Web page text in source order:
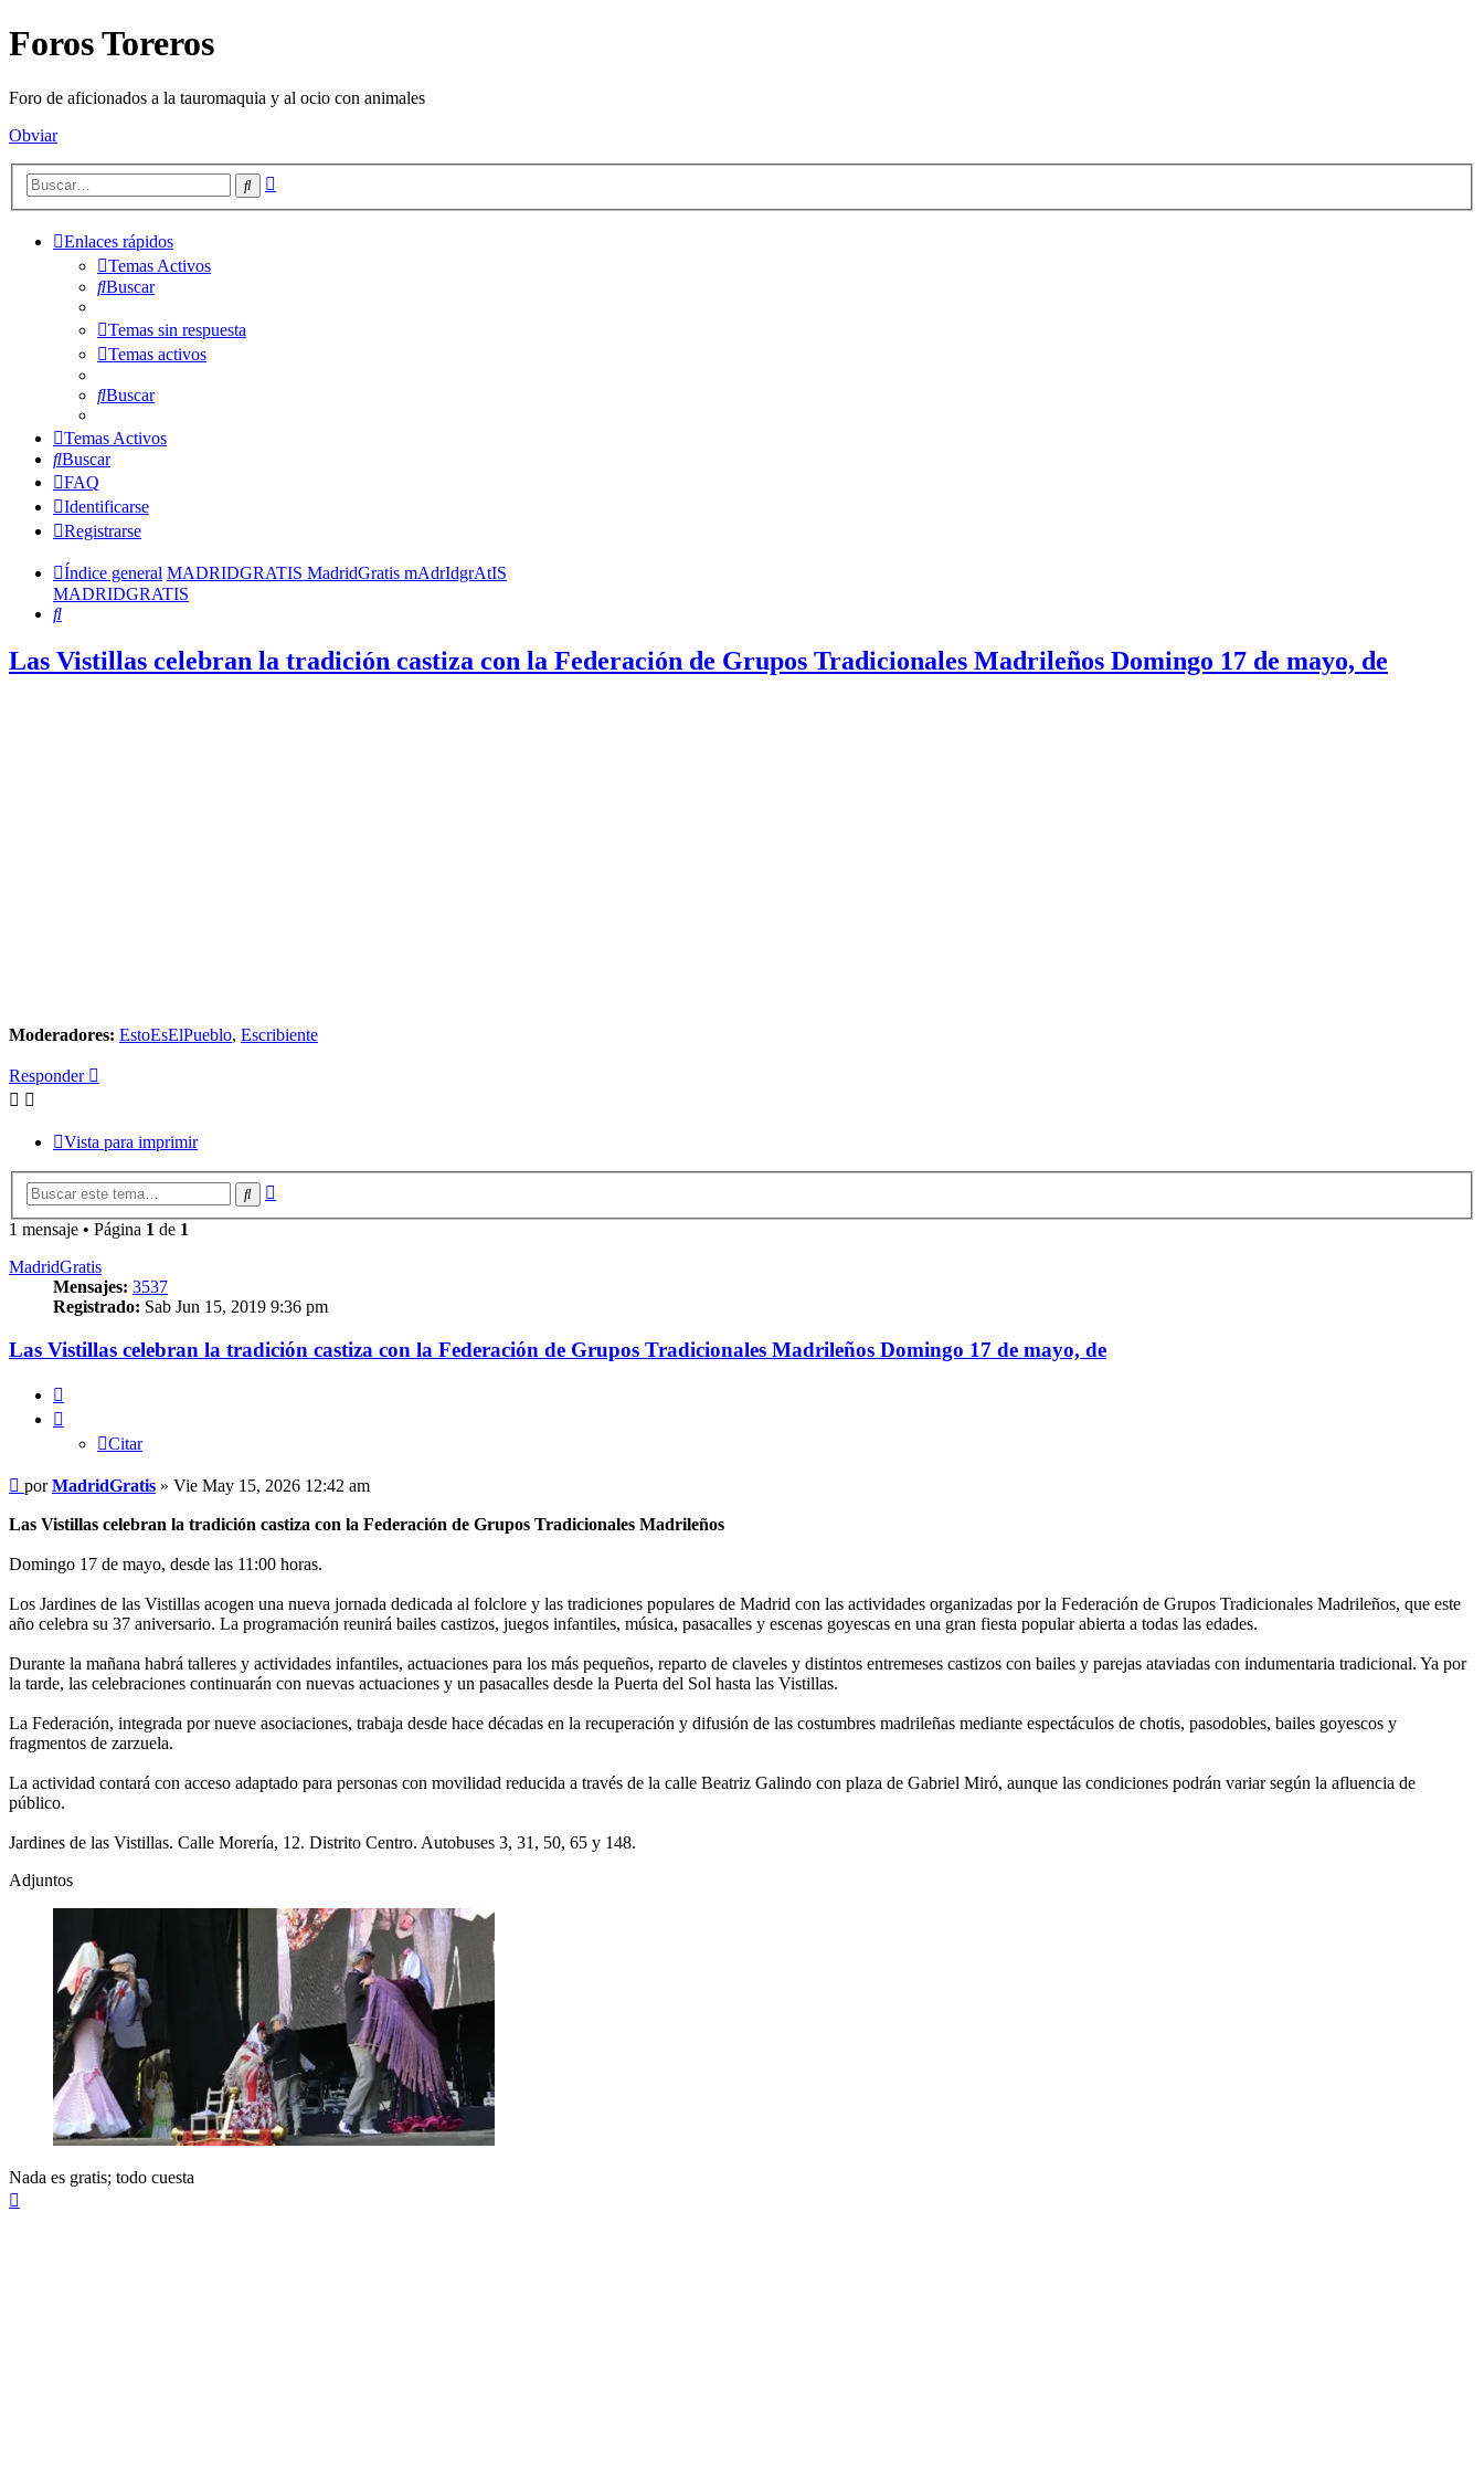
Foros Toreros
Foro de aficionados a la tauromaquia y al ocio con animales
Obviar
Buscar
Enlaces rápidos
Temas Activos
Buscar
Temas sin respuesta
Temas activos
Buscar
Temas Activos
Buscar
FAQ
Identificarse
Registrarse
Índice general MADRIDGRATIS MadridGratis mAdrIdgrAtIS
MADRIDGRATIS
Buscar
Las Vistillas celebran la tradición castiza con la Federación de Grupos Tradicionales Madrileños Domingo 17 de mayo, de
Moderadores: EstoEsElPueblo, Escribiente
Responder
Vista para imprimir
Buscar
1 mensaje • Página 1 de 1
MadridGratis
Mensajes: 3537
Registrado: Sab Jun 15, 2019 9:36 pm
Las Vistillas celebran la tradición castiza con la Federación de Grupos Tradicionales Madrileños Domingo 17 de mayo, de
Citar
Mensaje
porMadridGratis » Vie May 15, 2026 12:42 am
Las Vistillas celebran la tradición castiza con la Federación de Grupos Tradicionales Madrileños
Domingo 17 de mayo, desde las 11:00 horas.
Los Jardines de las Vistillas acogen una nueva jornada dedicada al folclore y las tradiciones populares de Madrid con las actividades organizadas por la Federación de Grupos Tradicionales Madrileños, que este
año celebra su 37 aniversario. La programación reunirá bailes castizos, juegos infantiles, música, pasacalles y escenas goyescas en una gran fiesta popular abierta a todas las edades.
Durante la mañana habrá talleres y actividades infantiles, actuaciones para los más pequeños, reparto de claveles y distintos entremeses castizos con bailes y parejas ataviadas con indumentaria tradicional. Ya por
la tarde, las celebraciones continuarán con nuevas actuaciones y un pasacalles desde la Puerta del Sol hasta las Vistillas.
La Federación, integrada por nueve asociaciones, trabaja desde hace décadas en la recuperación y difusión de las costumbres madrileñas mediante espectáculos de chotis, pasodobles, bailes goyescos y
fragmentos de zarzuela.
La actividad contará con acceso adaptado para personas con movilidad reducida a través de la calle Beatriz Galindo con plaza de Gabriel Miró, aunque las condiciones podrán variar según la afluencia de
público.
Jardines de las Vistillas. Calle Morería, 12. Distrito Centro. Autobuses 3, 31, 50, 65 y 148.
Adjuntos
Nada es gratis; todo cuesta